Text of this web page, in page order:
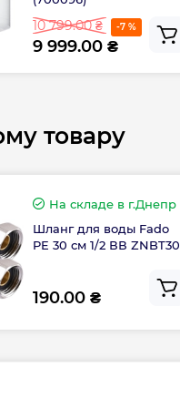
монтаже: 1.22
46.1 см
см
50UA
10 799.00 ₴ -7 %
9 999.00 ₴
товару
На складев г.Днепр
Шланг для воды Fado
PE 30 см 1/2 ВВ ZNBT30
190.00 ₴